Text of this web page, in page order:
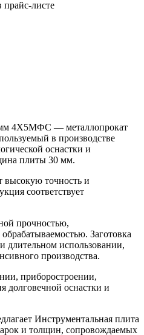
прайс-листе
мм 4Х5МФС — металлопрокат
в производстве
оснастки и
плиты 30 мм.
точность и
соответствует
прочностью,
Заготовка
длительном использовании,
производства.
приборостроении,
долговечной оснастки и
Инструментальная плита
и толщин, сопровождаемых